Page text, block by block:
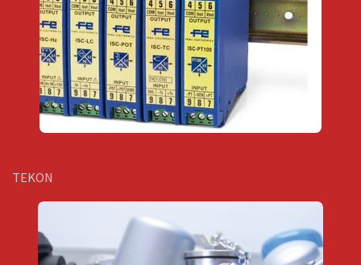
TEKON